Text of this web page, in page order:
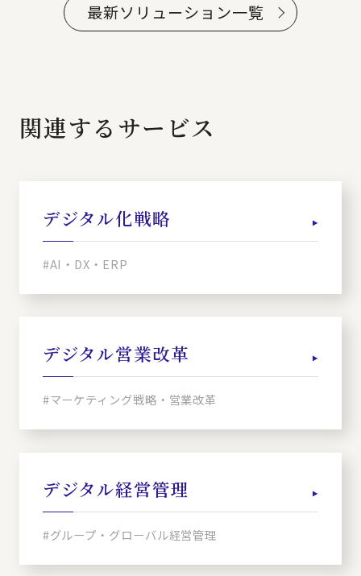
最新ソリューション一覧
関連するサービス
デジタル化戦略
#AI・DX・ERP
デジタル営業改革
#マーケティング戦略・営業改革
デジタル経営管理
#グループ・グローバル経営管理